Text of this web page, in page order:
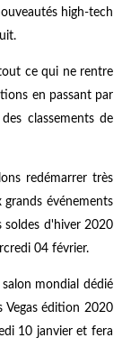
high-tech
ce qui ne rentre
en passant par
classements de
redémarrer très
événements
soldes d'hiver 2020
04 février.
mondial dédié
Vegas édition 2020
10 janvier et fera